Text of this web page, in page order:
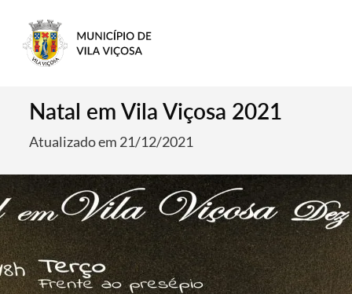
Natal em Vila Viçosa 2021
Atualizado em 21/12/2021